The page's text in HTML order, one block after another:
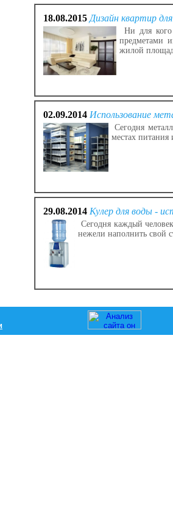
18.08.2015 Дизайн квартир
Ни для кого
предметами
жилой
02.09.2014 Использование
Сегодня
местах
29.08.2014 Кулер для воды -
Сегодня каждый
нежели наполнить свой